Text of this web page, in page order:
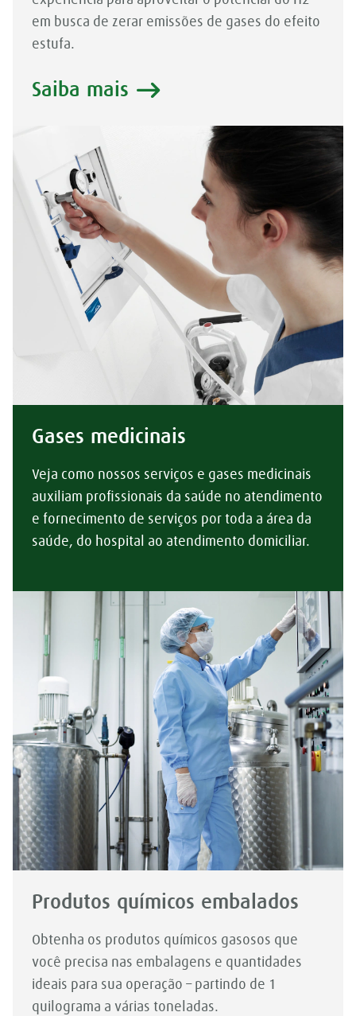
em busca de zerar emissões de gases do efeito
estufa.
Saiba mais
Gases medicinais
Veja como nossos serviços e gases medicinais
auxiliam profissionais da saúde no atendimento
e fornecimento de serviços por toda a área da
saúde, do hospital ao atendimento domiciliar.
Produtos químicos embalados
Obtenha os produtos químicos gasosos que
você precisa nas embalagens e quantidades
ideais para sua operação – partindo de 1
quilograma a várias toneladas.